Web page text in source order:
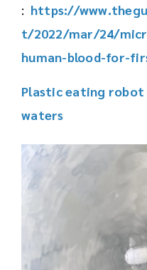
: https://
t/2022/mar/24/
human-blood-for-
Plastic eating robot
waters